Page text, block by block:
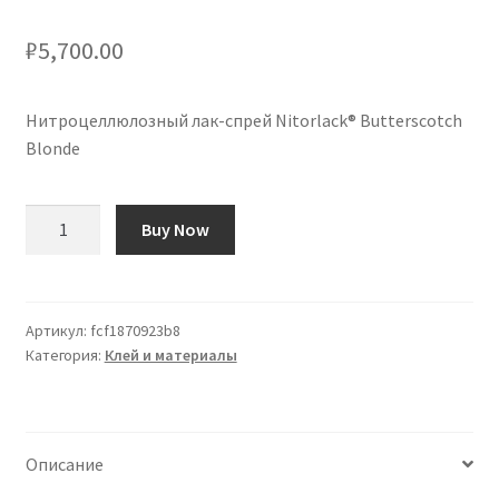
₽5,700.00
Нитроцеллюлозный лак-спрей Nitorlack® Butterscotch
Blonde
Nitrocelulosa
Nitorlack®
Spray
Buy Now
Артикул: fcf1870923b8
Категория: Клей и материалы
Описание